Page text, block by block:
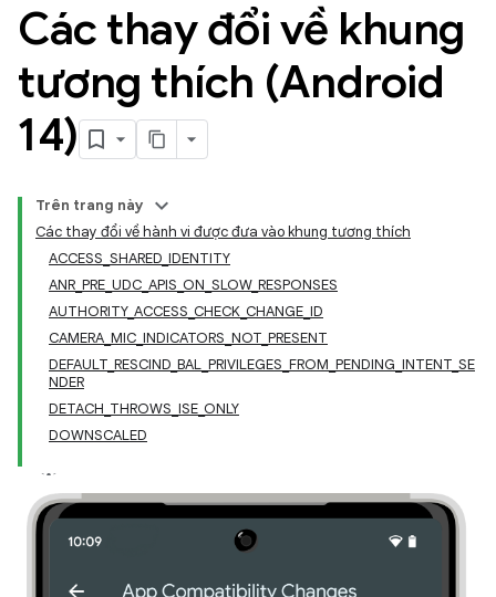
Các thay đổi về khung
tương thích (Android
14)
Trên trang này
Các thay đổi về hành vi được đưa vào khung tương thích
ACCESS_SHARED_IDENTITY
ANR_PRE_UDC_APIS_ON_SLOW_RESPONSES
AUTHORITY_ACCESS_CHECK_CHANGE_ID
CAMERA_MIC_INDICATORS_NOT_PRESENT
DEFAULT_RESCIND_BAL_PRIVILEGES_FROM_PENDING_INTENT_SE
NDER
DETACH_THROWS_ISE_ONLY
DOWNSCALED